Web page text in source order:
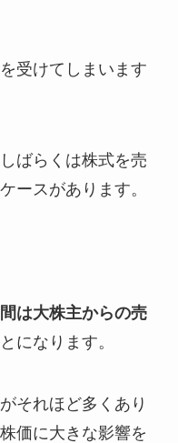
受けてしまいます
ばらくは株式を売
ースがあります。
は大株主からの売
になります。
それほど多くあり
価に大きな影響を